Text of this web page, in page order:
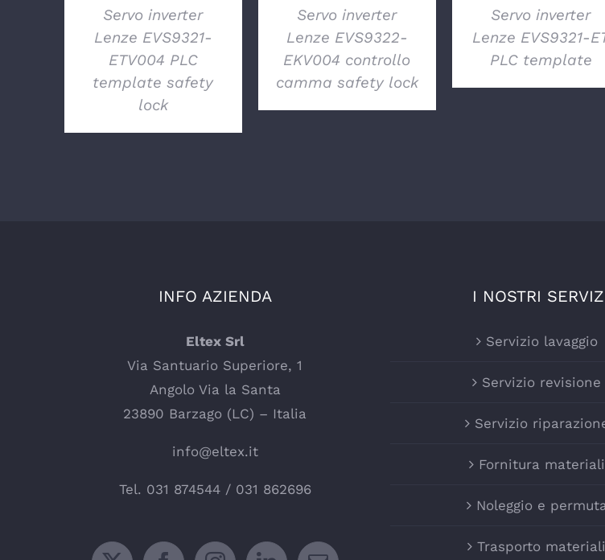
Servo inverter
Lenze EVS9321-
ETV004 PLC
template safety
lock
Servo inverter
Lenze EVS9322-
EKV004 controllo
camma safety lock
Servo inverter
Lenze EVS9321-
PLC template
INFO AZIENDA
Eltex Srl
Via Santuario Superiore, 1
Angolo Via la Santa
23890 Barzago (LC) – Italia
info@eltex.it
Tel. 031 874544/ 031 862696
I NOSTRI
Servizio lavaggio
Servizio revisione
Servizio
Fornitura materiali
Noleggio e
Trasporto materiali